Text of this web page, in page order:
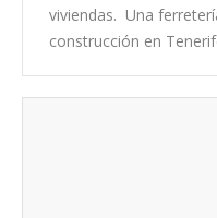
viviendas. Una
construcción en